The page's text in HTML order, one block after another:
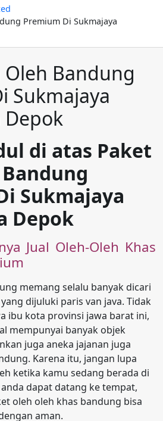
Premium Di Sukmajaya
Oleh Bandung
Sukmajaya
Depok
di atas Paket
Sukmajaya
Depok
Jual Oleh-Oleh Khas
memang selalu banyak dicari
dijuluki paris van java. Tidak
ibu kota provinsi jawa barat ini,
mempunyai banyak objek
juga aneka jajanan juga
Karena itu, jangan lupa
ketika kamu sedang berada di
dapat datang ke tempat,
oleh oleh khas bandung bisa
aman.